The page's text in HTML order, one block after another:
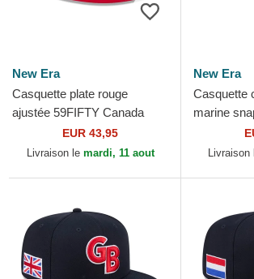
New Era
Casquette plate rouge
ajustée 59FIFTY Canada
2026 World Baseball Classic
New Era
EUR 43,95
Livraison le mardi, 11 aout
New Era
Casquette
marine
Great
Livraison